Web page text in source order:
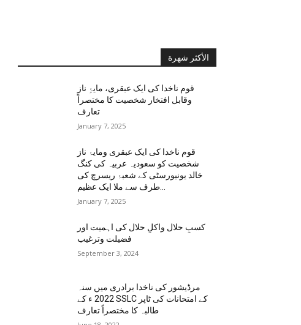
الأكثر شهرة
قوم ناخدا کی ایک عبقری، مایۂِ ناز
وقابل افتخار شخصیت کا مختصراً
تعارف
January 7, 2025
قوم ناخدا کی ایک عبقری ومایۂ ناز
شخصیت کو سعودیہ عربیہ کی کنگ
خالد یونیورسٹی کے شعبۂ ریسرچ کی
January 7, 2025
کسبِ حلال واکلِ حلال کی اہمیت اور
فضیلت وترغیب
September 3, 2024
مرڈیشور کی ناخدا برادری میں سنہ
2022 ء کے SSLC کے امتحانات کی ٹاپر
طالبہ کا مختصراً تعارف